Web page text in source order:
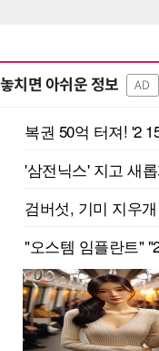
놓치면 아쉬운 정보 AD